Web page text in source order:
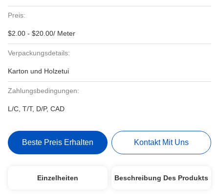
Preis:
$2.00 - $20.00/ Meter
Verpackungsdetails:
Karton und Holzetui
Zahlungsbedingungen:
L/C, T/T, D/P, CAD
Beste Preis Erhalten Kontakt Mit Uns
Einzelheiten Beschreibung Des Produkts